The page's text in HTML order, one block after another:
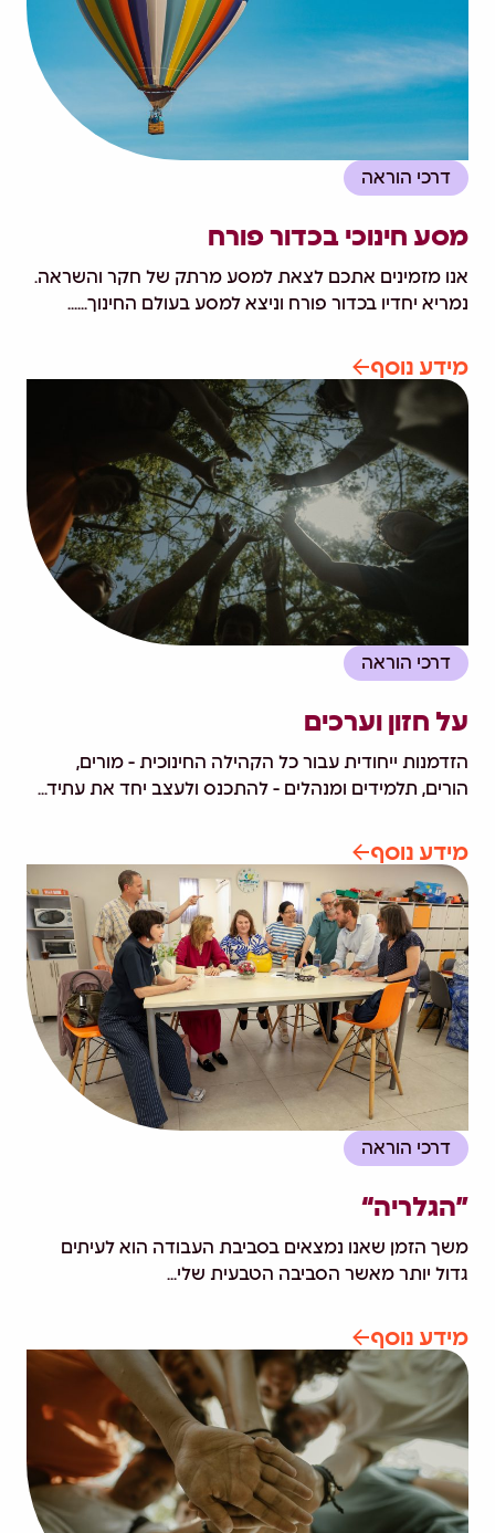
דרכי הוראה
מסע חינוכי בכדור פורח
אנו מזמינים אתכם לצאת למסע מרתק של חקר והשראה.
נמריא יחדיו בכדור פורח וניצא למסע בעולם החינוך......
מידע נוסף
דרכי הוראה
על חזון וערכים
הזדמנות ייחודית עבור כל הקהילה החינוכית - מורים,
הורים, תלמידים ומנהלים - להתכנס ולעצב יחד את עתיד...
מידע נוסף
דרכי הוראה
”הגלריה“
משך הזמן שאנו נמצאים בסביבת העבודה הוא לעיתים
גדול יותר מאשר הסביבה הטבעית שלי...
מידע נוסף